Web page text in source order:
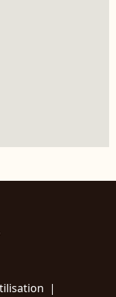
|